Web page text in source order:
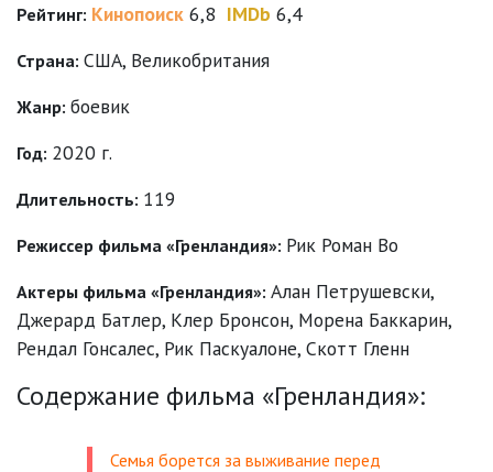
Рейтинг: Кинопоиск 6,8 IMDb 6,4
Страна: США, Великобритания
Жанр: боевик
Год: 2020 г.
Длительность: 119
Режиссер фильма «Гренландия»: Рик Роман Во
Актеры фильма «Гренландия»: Алан Петрушевски,
Джерард Батлер, Клер Бронсон, Морена Баккарин,
Рендал Гонсалес, Рик Паскуалоне, Скотт Гленн
Содержание фильма «Гренландия»:
Семья борется за выживание перед